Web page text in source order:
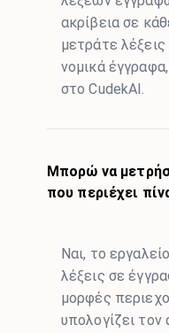
ακρίβεια σε
μετράτε λέξεις
νομικά
στο CudekAI.
Μπορώ να
που περιέχει
Ναι, το
λέξεις σε
μορφές
υπολογίζει